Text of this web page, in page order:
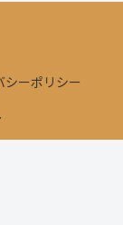
シーポリシー